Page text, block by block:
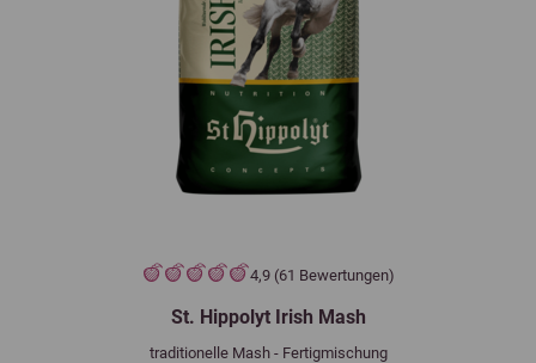
4,9 (61 Bewertungen)
St. Hippolyt Irish Mash
traditionelle Mash - Fertigmischung